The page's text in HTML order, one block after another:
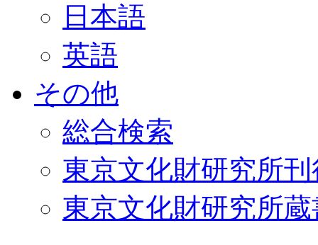
日本語
英語
その他
総合検索
東京文化財研究所
東京文化財研究所